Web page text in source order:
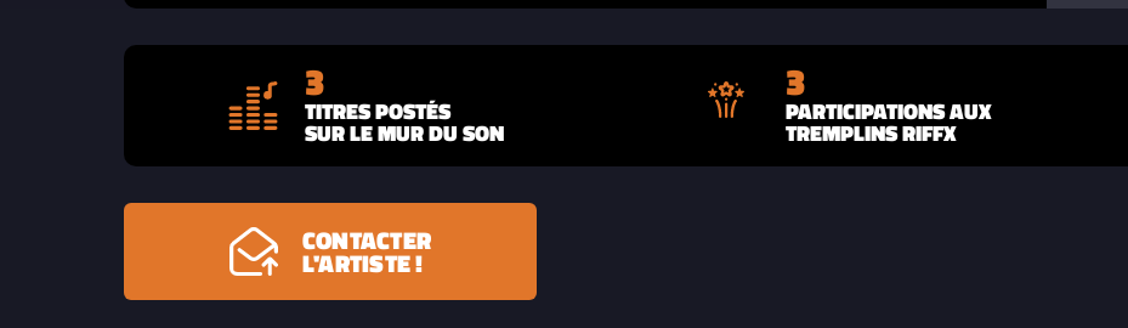
3
TITRES POSTÉS
SUR LE MUR DU SON
3
PARTICIPATIONS AUX
TREMPLINS RIFFX
CONTACTER
L'ARTISTE !